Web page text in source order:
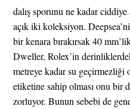
dalış sporunu ne kadar ciddiye
açık iki koleksiyon.
bir kenara bırakırsak 40
Dweller, Rolex’in
metreye kadar su
etiketine sahip olması onu bir
zorluyor. Bunun sebebi de